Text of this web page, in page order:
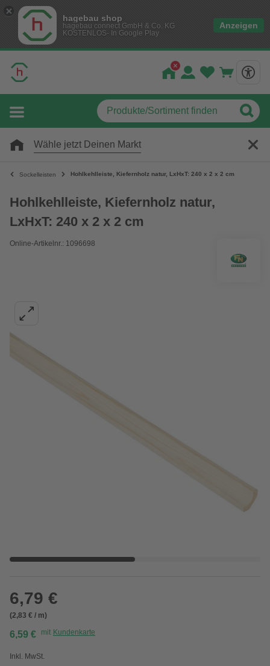
hagebau shop
hagebau connect GmbH & Co. KG
KOSTENLOS- In Google Play
Anzeigen
Wähle jetzt Deinen Markt
Sockelleisten Hohlkehlleiste, Kiefernholz natur, LxHxT: 240 x 2 x 2 cm
Hohlkehlleiste, Kiefernholz natur,
LxHxT: 240 x 2 x 2 cm
Online-Artikelnr.: 1096698
6,79 €
(2,83 € / m)
6,59 € mit Kundenkarte
Inkl. MwSt.